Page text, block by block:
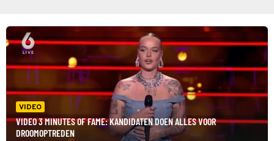
VIDEO
VIDEO 3 MINUTES OF FAME: KANDIDATEN DOEN ALLES VOOR
DROOMOPTREDEN